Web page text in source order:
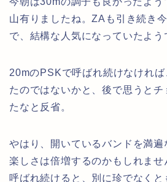
山有りましたね。ZAも引き続き
で、結構な人気になっていたよう
20mのPSKで呼ばれ続けなけれ
たのではないかと、後で思うとチ
たなと反省。
やはり、開いているバンドを満遍
楽しさは倍増するのかもしれませ
呼ばれ続けると、別に珍でなく